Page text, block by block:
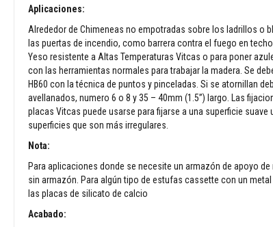
Materiales
resistentes
Hormigones
refractarios
Refractarios
plásticos
Compuestos
reparadores
refractarios
Ladrillos
Aplicaciones:
Alrededor de Chimeneas no empotradas sobre los ladrillos o
las puertas de incendio, como barrera contra el fuego en
Yeso resistente a Altas Temperaturas Vitcas o para poner
con las herramientas normales para trabajar la madera. Se
HB60 con la técnica de puntos y pinceladas. Si se atornillan
avellanados, numero 6 o 8 y 35 – 40mm (1.5”) largo. Las
placas Vitcas puede usarse para fijarse a una superficie
superficies que son más irregulares.
Nota:
Para aplicaciones donde se necesite un armazón de apoyo
sin armazón. Para algún tipo de estufas cassette con un
las placas de silicato de calcio
Acabado: